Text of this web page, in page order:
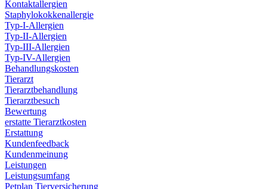
Kontaktallergien
Staphylokokkenallergie
Typ-I-Allergien
Typ-II-Allergien
Typ-III-Allergien
Typ-IV-Allergien
Behandlungskosten
Tierarzt
Tierarztbehandlung
Tierarztbesuch
Bewertung
erstatte Tierarztkosten
Erstattung
Kundenfeedback
Kundenmeinung
Leistungen
Leistungsumfang
Petplan Tierversicherung